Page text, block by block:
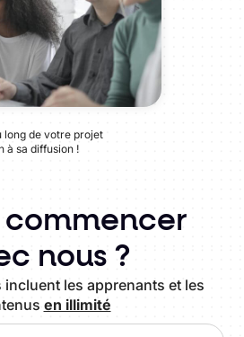
long de votre projet
à sa diffusion !
commencer
nous ?
les apprenants et les
en illimité